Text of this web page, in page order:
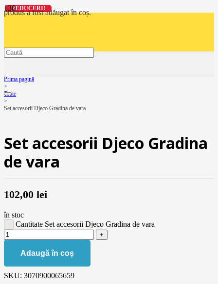
produsa fost adăugat în coș.
Prima pagină
>
Toate
>
Set accesorii Djeco Gradina de vara
Set accesorii Djeco Gradina
de vara
102,00 lei
în stoc
Cantitate Set accesorii Djeco Gradina de vara
Adaugă în coș
SKU: 3070900065659
REDUCERI!
REDUCERI!
REDUCERI!
REDUCERI!